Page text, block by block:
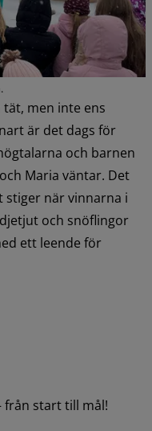
men inte ens
är det dags för
och barnen
Maria väntar. Det
stiger när vinnarna i
och snöflingor
ett leende för
från start till mål!